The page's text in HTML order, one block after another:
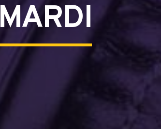
MARDI